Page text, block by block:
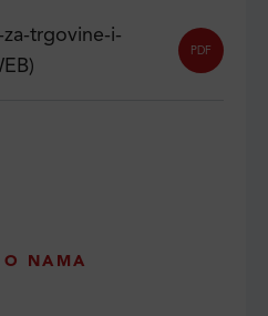
za-trgovine-i-
PDF
O NAMA